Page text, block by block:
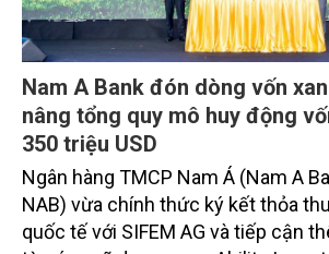
Nam A Bank đón dòng vốn
nâng tổng quy mô huy động
350 triệu USD
Ngân hàng TMCP Nam Á (Nam A